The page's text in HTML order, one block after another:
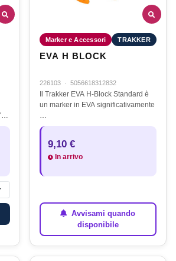
Marker e Accessori TRAKKER
EVA H BLOCK
226103 · 5056618312832
Il Trakker EVA H-Block Standard è
un marker in EVA significativamente
…
9,10 €
In arrivo
Avvisami quando
disponibile